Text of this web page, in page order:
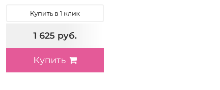
Купить в 1 клик
1 625 руб.
Купить